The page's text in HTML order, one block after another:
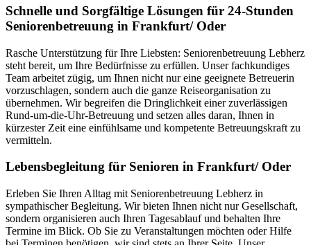
Schnelle und Sorgfältige Lösungen für 24-Stunden
Seniorenbetreuung in Frankfurt/ Oder
Rasche Unterstützung für Ihre Liebsten: Seniorenbetreuung Lebherz
steht bereit, um Ihre Bedürfnisse zu erfüllen. Unser fachkundiges
Team arbeitet zügig, um Ihnen nicht nur eine geeignete Betreuerin
vorzuschlagen, sondern auch die ganze Reiseorganisation zu
übernehmen. Wir begreifen die Dringlichkeit einer zuverlässigen
Rund-um-die-Uhr-Betreuung und setzen alles daran, Ihnen in
kürzester Zeit eine einfühlsame und kompetente Betreuungskraft zu
vermitteln.
Lebensbegleitung für Senioren in Frankfurt/ Oder
Erleben Sie Ihren Alltag mit Seniorenbetreuung Lebherz in
sympathischer Begleitung. Wir bieten Ihnen nicht nur Gesellschaft,
sondern organisieren auch Ihren Tagesablauf und behalten Ihre
Termine im Blick. Ob Sie zu Veranstaltungen möchten oder Hilfe